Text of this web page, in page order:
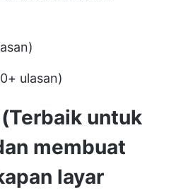
ulasan)
untuk
membuat
layar